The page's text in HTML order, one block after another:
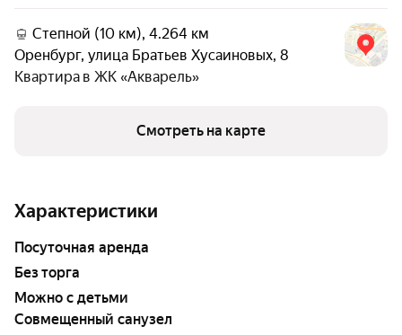
Степной (10 км), 4.264 км
Оренбург, улица Братьев Хусаиновых, 8
Квартира в ЖК «Акварель»
Смотреть на карте
Характеристики
Посуточная аренда
Без торга
Можно с детьми
Совмещенный санузел